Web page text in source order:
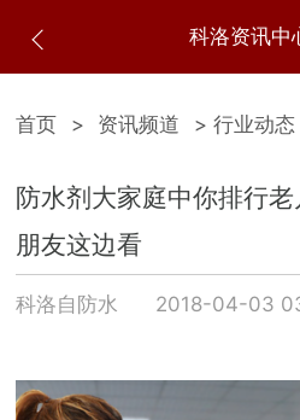
科洛资讯中
首页 > 资讯频道 > 行业动态
防水剂大家庭中你排行
朋友这边看
科洛自防水 2018-04-03